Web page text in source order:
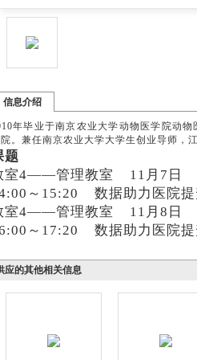
信息介绍
年毕业于南京农业大学动物医学院动
。兼任南京农业大学大学生创业导师，
题
室4——管理教室 11月7日
～15:20 数据助力医院
室4——管理教室 11月8日
～17:20 数据助力医院提
的其他相关信息